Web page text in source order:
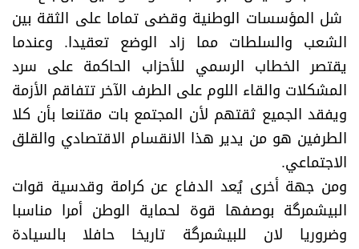
شل المؤسسات الوطنية وقضى تماما على الثقة بين
الشعب والسلطات مما زاد الوضع تعقيدا. وعندما
يقتصر الخطاب الرسمي للأحزاب الحاكمة على سرد
المشكلات والقاء اللوم على الطرف الآخر تتفاقم الأزمة
ويفقد الجميع ثقتهم لأن المجتمع بات مقتنعا بأن كلا
الطرفين هو من يدير هذا الانقسام الاقتصادي والقلق
الاجتماعي.
ومن جهة أخرى يُعد الدفاع عن كرامة وقدسية قوات
البيشمرگة بوصفها قوة لحماية الوطن أمرا مناسبا
وضروريا لان للبيشمرگة تاريخا حافلا بالسيادة